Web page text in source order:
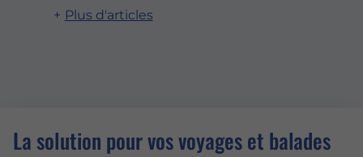
Plus d'articles
La solution pour vos voyages et balades